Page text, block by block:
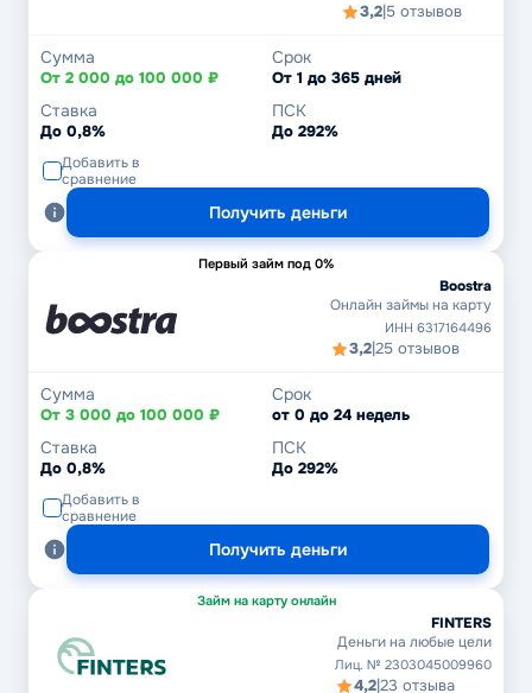
3,2|5 отзывов
Сумма
От 2 000 до 100 000 ₽
Срок
От 1 до 365 дней
Ставка
До 0,8%
ПСК
До 292%
Добавить в
сравнение
Получить деньги
Первый займ под 0%
Boostra
Онлайн займы на карту
ИНН 6317164496
3,2|25 отзывов
Сумма
От 3 000 до 100 000 ₽
Срок
от 0 до 24 недель
Ставка
До 0,8%
ПСК
До 292%
Добавить в
сравнение
Получить деньги
Займ на карту онлайн
FINTERS
Деньги на любые цели
Лиц. № 2303045009960
4,2|23 отзыва